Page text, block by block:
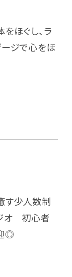
ほぐし、ラ
ージで心をほ
す少人数制
オ 初心者
◎